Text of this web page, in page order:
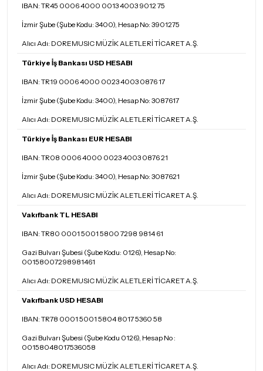
IBAN: TR45 0006 4000 0013 4003 9012 75
İzmir Şube (Şube Kodu: 3400), Hesap No: 3901275
Alıcı Adı: DOREMUSIC MÜZİK ALETLERİ TİCARET A.Ş.
Türkiye İş Bankası USD HESABI
IBAN: TR19 0006 4000 0023 4003 0876 17
İzmir Şube (Şube Kodu: 3400), Hesap No: 3087617
Alıcı Adı: DOREMUSIC MÜZİK ALETLERİ TİCARET A.Ş.
Türkiye İş Bankası EUR HESABI
IBAN: TR08 0006 4000 0023 4003 0876 21
İzmir Şube (Şube Kodu: 3400), Hesap No: 3087621
Alıcı Adı: DOREMUSIC MÜZİK ALETLERİ TİCARET A.Ş.
Vakıfbank TL HESABI
IBAN: TR80 0001 5001 5800 7298 9814 61
Gazi Bulvarı Şubesi (Şube Kodu: 0126), Hesap No:
00158007298981461
Alıcı Adı: DOREMUSIC MÜZİK ALETLERİ TİCARET A.Ş.
Vakıfbank USD HESABI
IBAN: TR78 0001 5001 5804 8017 5360 58
Gazi Bulvarı Şubesi (Şube Kodu 0126), Hesap No :
00158048017536058
Alıcı Adı: DOREMUSIC MÜZİK ALETLERİ TİCARET A.Ş.